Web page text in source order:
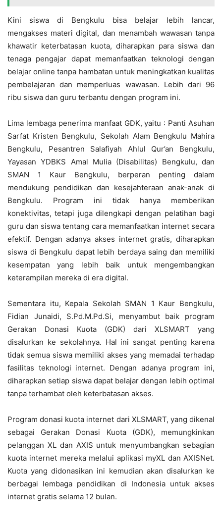
Kini siswa di Bengkulu bisa belajar lebih lancar,
mengakses materi digital, dan menambah wawasan tanpa
khawatir keterbatasan kuota, diharapkan para siswa dan
tenaga pengajar dapat memanfaatkan teknologi dengan
belajar online tanpa hambatan untuk meningkatkan kualitas
pembelajaran dan memperluas wawasan. Lebih dari 96
ribu siswa dan guru terbantu dengan program ini.
Lima lembaga penerima manfaat GDK, yaitu : Panti Asuhan
Sarfat Kristen Bengkulu, Sekolah Alam Bengkulu Mahira
Bengkulu, Pesantren Salafiyah Ahlul Qur’an Bengkulu,
Yayasan YDBKS Amal Mulia (Disabilitas) Bengkulu, dan
SMAN 1 Kaur Bengkulu, berperan penting dalam
mendukung pendidikan dan kesejahteraan anak-anak di
Bengkulu. Program ini tidak hanya memberikan
konektivitas, tetapi juga dilengkapi dengan pelatihan bagi
guru dan siswa tentang cara memanfaatkan internet secara
efektif. Dengan adanya akses internet gratis, diharapkan
siswa di Bengkulu dapat lebih berdaya saing dan memiliki
kesempatan yang lebih baik untuk mengembangkan
keterampilan mereka di era digital.
Sementara itu, Kepala Sekolah SMAN 1 Kaur Bengkulu,
Fidian Junaidi, S.Pd.M.Pd.Si, menyambut baik program
Gerakan Donasi Kuota (GDK) dari XLSMART yang
disalurkan ke sekolahnya. Hal ini sangat penting karena
tidak semua siswa memiliki akses yang memadai terhadap
fasilitas teknologi internet. Dengan adanya program ini,
diharapkan setiap siswa dapat belajar dengan lebih optimal
tanpa terhambat oleh keterbatasan akses.
Program donasi kuota internet dari XLSMART, yang dikenal
sebagai Gerakan Donasi Kuota (GDK), memungkinkan
pelanggan XL dan AXIS untuk menyumbangkan sebagian
kuota internet mereka melalui aplikasi myXL dan AXISNet.
Kuota yang didonasikan ini kemudian akan disalurkan ke
berbagai lembaga pendidikan di Indonesia untuk akses
internet gratis selama 12 bulan.